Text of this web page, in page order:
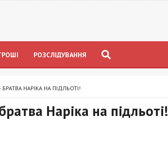
РОЗСЛІДУВАННЯ
НАРІКА НА ПІДЛЬОТІ!
Наріка на підльоті!